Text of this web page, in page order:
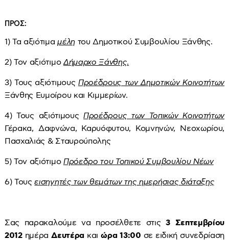
ΠΡΟΣ:
1) Τα αξιότιμαμέλητου Δημοτικού Συμβουλίου Ξάνθης.
2) Τον αξιότιμο Δήμαρχο Ξάνθης.
3) Τους αξιότιμους Προέδρους των Δημοτικών Κοινοτήτων
Ξάνθης Ευμοίρου και Κιμμερίων.
4) Τους αξιότιμουςΠροέδρους των Τοπικών Κοινοτήτων
Γέρακα, Δαφνώνα, Καρυόφυτου, Κομνηνών, Νεοχωρίου,
Πασχαλιάς & Σταυρούπολης
5) Τον αξιότιμο Πρόεδρο του Τοπικού Συμβουλίου Νέων
6) Τουςεισηγητές των θεμάτων της ημερήσιας διάταξης
Σας παρακαλούμε να προσέλθετε στις3 Σεπτεμβρίου
2012ημέραΔευτέρα καιώρα 13:00 σε ειδική συνεδρίαση